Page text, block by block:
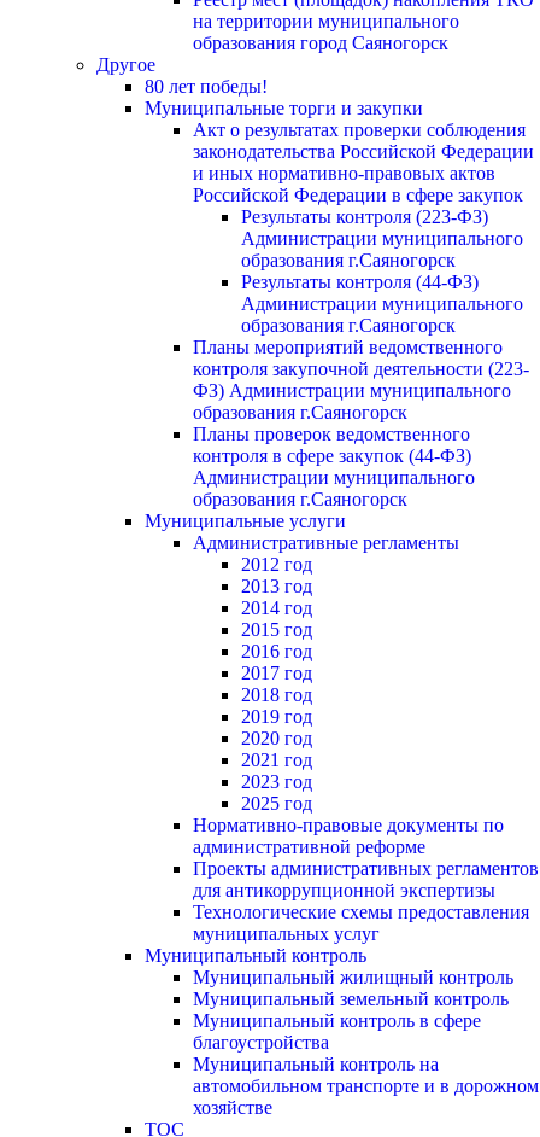
на территории муниципального
образования город Саяногорск
Другое
80 лет победы!
Муниципальные торги и закупки
Акт о результатах проверки соблюдения
законодательства Российской Федерации
и иных нормативно-правовых актов
Российской Федерации в сфере закупок
Результаты контроля (223-ФЗ)
Администрации муниципального
образования г.Саяногорск
Результаты контроля (44-ФЗ)
Администрации муниципального
образования г.Саяногорск
Планы мероприятий ведомственного
контроля закупочной деятельности (223-
ФЗ) Администрации муниципального
образования г.Саяногорск
Планы проверок ведомственного
контроля в сфере закупок (44-ФЗ)
Администрации муниципального
образования г.Саяногорск
Муниципальные услуги
Административные регламенты
2012 год
2013 год
2014 год
2015 год
2016 год
2017 год
2018 год
2019 год
2020 год
2021 год
2023 год
2025 год
Нормативно-правовые документы по
административной реформе
Проекты административных регламентов
для антикоррупционной экспертизы
Технологические схемы предоставления
муниципальных услуг
Муниципальный контроль
Муниципальный жилищный контроль
Муниципальный земельный контроль
Муниципальный контроль в сфере
благоустройства
Муниципальный контроль на
автомобильном транспорте и в дорожном
хозяйстве
ТОС